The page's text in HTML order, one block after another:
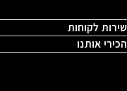
שירות לקוחות
הכירי אותנו